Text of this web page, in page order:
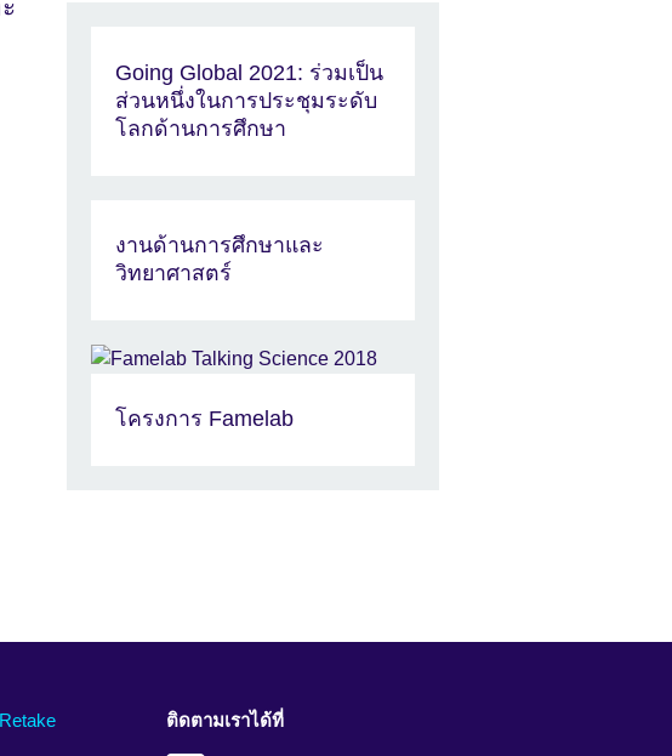
Going Global 2021: ร่วมเป็น
ส่วนหนึ่งในการประชุมระดับ
โลกด้านการศึกษา
งานด้านการศึกษาและ
วิทยาศาสตร์
โครงการ Famelab
ติดตามเราได้ที่